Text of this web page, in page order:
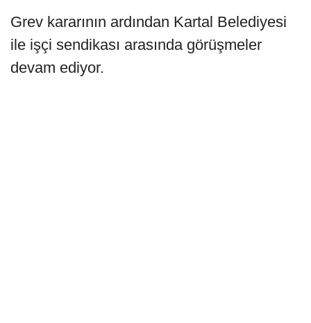
Grev kararının ardından Kartal Belediyesi
ile işçi sendikası arasında görüşmeler
devam ediyor.